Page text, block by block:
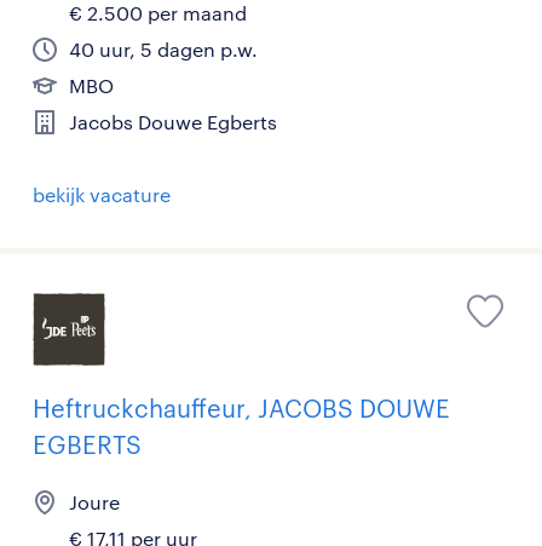
€ 2.500 per maand
40 uur, 5 dagen p.w.
MBO
Jacobs Douwe Egberts
bekijk vacature
Heftruckchauffeur, JACOBS DOUWE
EGBERTS
Joure
€ 17,11 per uur